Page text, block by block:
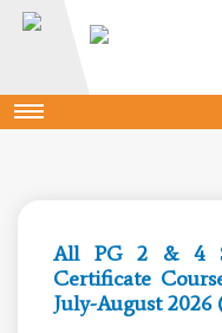
All PG 2 & 4
Certificate
July-August 2026